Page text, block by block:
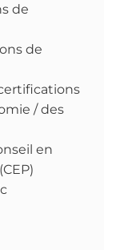
de
de
/ des
en